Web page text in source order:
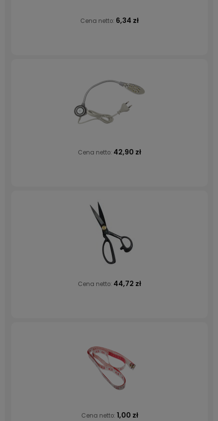
Cena netto: 6,34 zł
Cena netto: 42,90 zł
Cena netto: 44,72 zł
Cena netto: 1,00 zł